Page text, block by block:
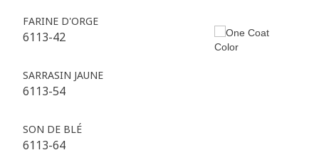
FARINE D'ORGE
6113-42
SARRASIN JAUNE
6113-54
SON DE BLÉ
6113-64